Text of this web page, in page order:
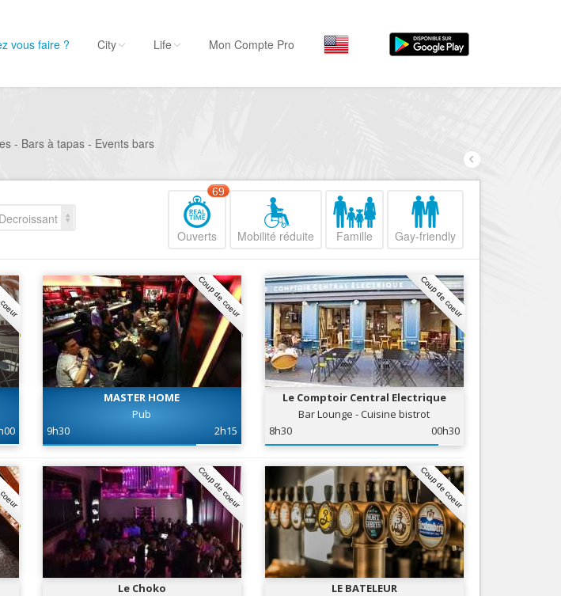
vous faire ?
Musées, ...
Sortir
Commerces
Mode, ...
Loisirs
Plages, sports, ...
Services
Tourisme, ...
Nice Promenade du
Nice le Port
Nice le Vieux Nice
Nice les Collines Niçoises
Nice le petit Marais Niçois
Nice la plaine du Var
Nice le Carré d’Or
Nice Aéroport
City Life Mon Compte Pro
- Bars à tapas - Events bars
Decroissant
Ouverts
69
Mobilité réduite Famille Gay-friendly
Coup de coeur
MASTER HOME
Pub
9h30
2h15
Coup de coeur
Le Comptoir Central Electrique
Bar Lounge - Cuisine bistrot
8h30
00h30
Coup de coeur
Le Choko
Coup de coeur
LE BATELEUR